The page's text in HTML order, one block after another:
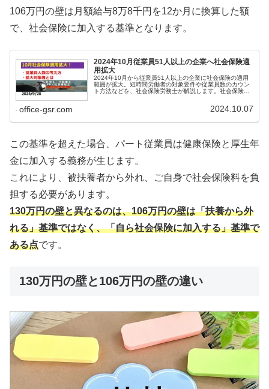
106万円の壁は月額給与8万8千円を12か月に換算した額
で、社会保険に加入する基準となります。
2024年10月従業員51人以上の企業へ社会保険適
用拡大
2024年10月から従業員51人以上の企業に社会保険の適用
範囲が拡大。短時間労働者の対象要件や従業員数のカウン
ト方法などを、社会保険労務士が解説します。社会保険適
office-gsr.com 2024.10.07
この基準を超えた場合、パート従業員は健康保険と厚生年
金に加入する義務が生じます。
これにより、被扶養者から外れ、ご自身で社会保険料を負
担する必要があります。
130万円の壁と異なるのは、106万円の壁は「扶養から外
れる」基準ではなく、「自ら社会保険に加入する」基準で
ある点です。
130万円の壁と106万円の壁の違い